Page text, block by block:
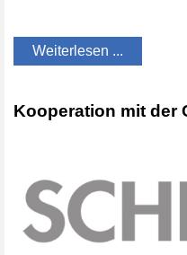
Weiterlesen ...
Kooperation mit der